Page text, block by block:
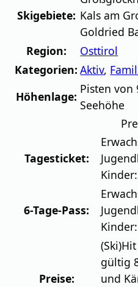
Skigebiete: Kals am
Goldried
Region:
Osttirol
Kategorien: Aktiv,
Höhenlage:
Pisten von
Seehöhe
Tagesticket:
Kinder:
6-Tage-Pass:
Kinder:
Preise:
gültig
und